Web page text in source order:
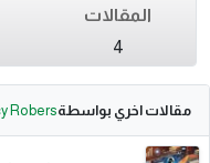
المقالات
4
مقالات اخري بواسطةRobers